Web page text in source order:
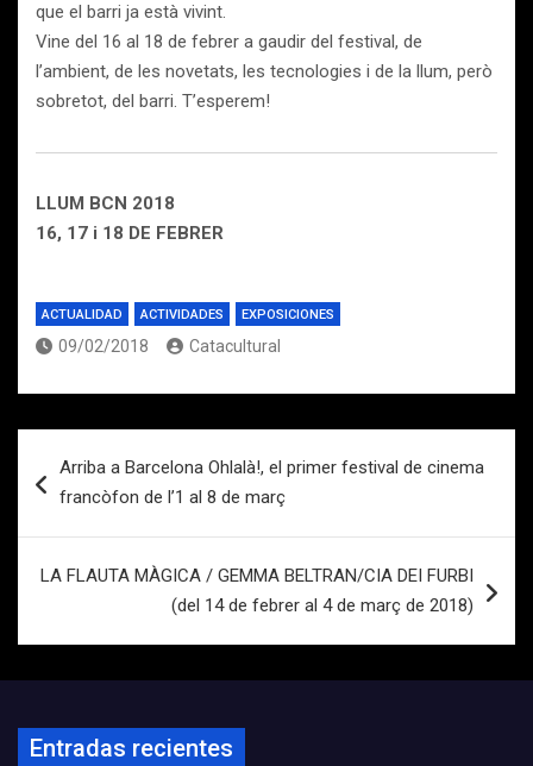
que el barri ja està vivint.
Vine del 16 al 18 de febrer a gaudir del festival, de
l’ambient, de les novetats, les tecnologies i de la llum, però
sobretot, del barri. T’esperem!
LLUM BCN 2018
16, 17 i 18 DE FEBRER
ACTUALIDAD ACTIVIDADES EXPOSICIONES
09/02/2018 Catacultural
de
Arriba a Barcelona Ohlalà!, el primer festival de cinema
francòfon de l’1 al 8 de març
LA FLAUTA MÀGICA / GEMMA BELTRAN/CIA DEI FURBI
(del 14 de febrer al 4 de març de 2018)
Entradas recientes